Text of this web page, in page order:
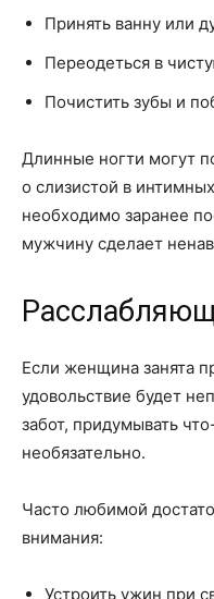
Принять ванну или
Переодеться в
Почистить зубы и
Длинные ногти могут
о слизистой в
необходимо заранее
мужчину сделает
Если женщина занята
удовольствие будет
забот, придумывать
необязательно.
Часто любимой
внимания:
Устроить ужин при